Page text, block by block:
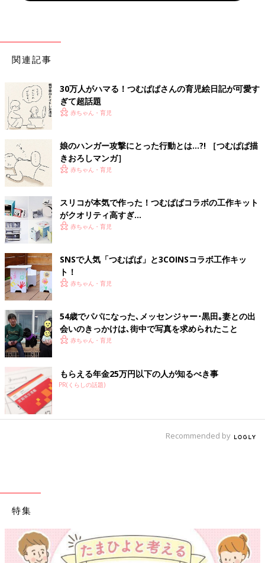
関連記事
30万人がハマる！つむぱぱさんの育児絵日記が可愛す
ぎて超話題
赤ちゃん・育児
娘のハンガー攻撃にとった行動とは…?! ［つむぱぱ描
きおろしマンガ］
赤ちゃん・育児
スリコが本気で作った！つむぱぱコラボの工作キット
がクオリティ高すぎ…
赤ちゃん・育児
SNSで人気「つむぱぱ」と3COINSコラボ工作キッ
ト！
赤ちゃん・育児
54歳でパパになった､メッセンジャー･黒田｡妻との出
会いのきっかけは､街中で写真を求められたこと
赤ちゃん・育児
もらえる年金25万円以下の人が知るべき事
PR(くらしの話題)
Recommended by
特集